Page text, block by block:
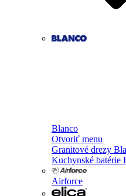
Blanco
Otvoriť menu
Granitové drezy
Kuchynské batérie
Airforce